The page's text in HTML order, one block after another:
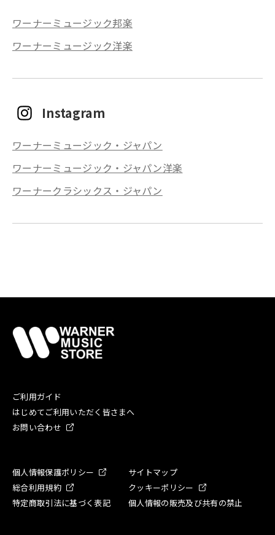
ワーナーミュージック邦楽
ワーナーミュージック洋楽
Instagram
ワーナーミュージック・ジャパン
ワーナーミュージック・ジャパン洋楽
ワーナークラシックス・ジャパン
ご利用ガイド
はじめてご利用いただく皆さまへ
お問い合わせ
個人情報保護ポリシー
サイトマップ
総合利用規約
クッキーポリシー
特定商取引法に基づく表記
個人情報の販売及び共有の禁止